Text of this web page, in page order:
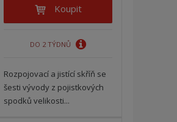
Koupit
DO 2 TÝDNŮ
Rozpojovací a jistící skříň se
šesti vývody z pojistkových
spodků velikosti...